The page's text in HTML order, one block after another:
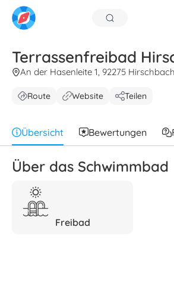
Terrassenfreibad
An der Hasenleite 1, 92275 Hirschbach
Route Website Teilen
Übersicht Bewertungen
Über das Schwimmbad
Freibad